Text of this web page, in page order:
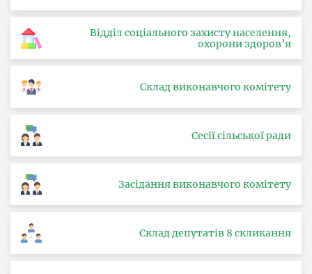
Відділ соціального захисту населення,
охорони здоров’я
Склад виконавчого комітету
Сесії сільської ради
Засідання виконавчого комітету
Склад депутатів 8 скликання